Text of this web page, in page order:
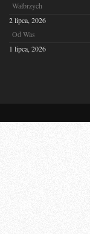
Wałbrzych
2 lipca, 2026
Od Was
1 lipca, 2026